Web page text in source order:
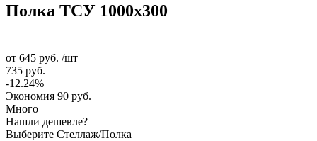
Полка ТСУ 1000x300
от 645 руб. /шт
735 руб.
-12.24%
Экономия 90 руб.
Много
Нашли дешевле?
Выберите Стеллаж/Полка